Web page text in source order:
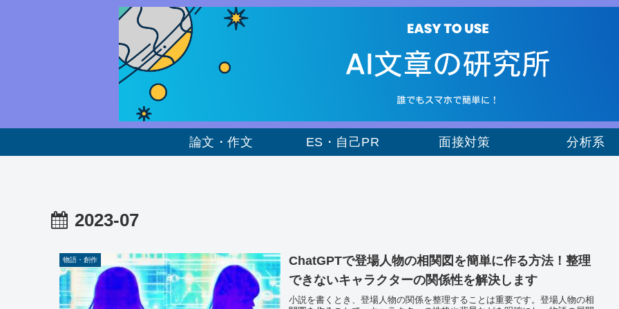
論文・作文 ES・自己PR 面接対策 分析系
2023-07
物語・創作
ChatGPTで登場人物の相関図を簡単に作る方法！整理
できないキャラクターの関係性を解決します
小説を書くとき、登場人物の関係を整理することは重要です。登場人物の相